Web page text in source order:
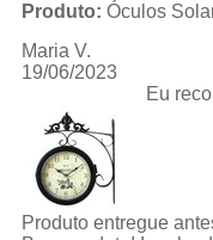
Produto: Óculos
Maria V.
19/06/2023
Eu
Produto entregue